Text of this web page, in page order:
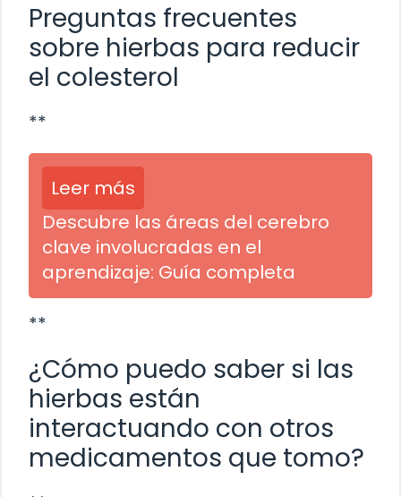
Preguntas frecuentes
sobre hierbas para reducir
el colesterol
**
Leer más
Descubre las áreas del cerebro
clave involucradas en el
aprendizaje: Guía completa
**
¿Cómo puedo saber si las
hierbas están
interactuando con otros
medicamentos que tomo?